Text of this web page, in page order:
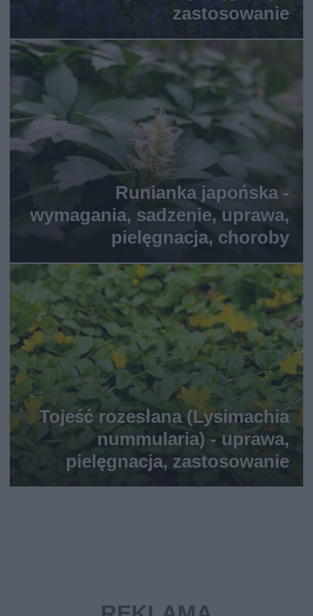
zastosowanie
Runianka japońska -
wymagania, sadzenie, uprawa,
pielęgnacja, choroby
Tojeść rozesłana (Lysimachia
nummularia) - uprawa,
pielęgnacja, zastosowanie